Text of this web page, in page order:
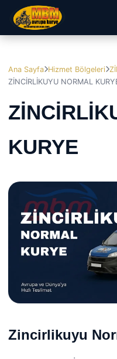
Ana Sayfa Hizmet Bölgeleri
ZİNCİRLİKUYU NORMAL
KURYE
Zincirlikuyu